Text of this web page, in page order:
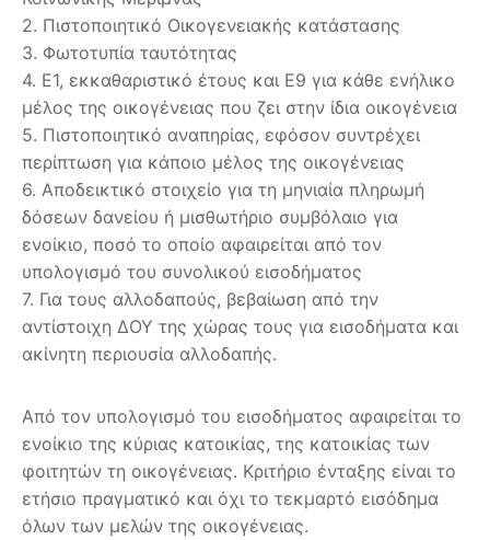
2. Πιστοποιητικό Οικογενειακής κατάστασης
3. Φωτοτυπία ταυτότητας
4. Ε1, εκκαθαριστικό έτους και Ε9 για κάθε ενήλικο
μέλος της οικογένειας που ζει στην ίδια οικογένεια
5. Πιστοποιητικό αναπηρίας, εφόσον συντρέχει
περίπτωση για κάποιο μέλος της οικογένειας
6. Αποδεικτικό στοιχείο για τη μηνιαία πληρωμή
δόσεων δανείου ή μισθωτήριο συμβόλαιο για
ενοίκιο, ποσό το οποίο αφαιρείται από τον
υπολογισμό του συνολικού εισοδήματος
7. Για τους αλλοδαπούς, βεβαίωση από την
αντίστοιχη ΔΟΥ της χώρας τους για εισοδήματα και
ακίνητη περιουσία αλλοδαπής.
Από τον υπολογισμό του εισοδήματος αφαιρείται το
ενοίκιο της κύριας κατοικίας, της κατοικίας των
φοιτητών τη οικογένειας. Κριτήριο ένταξης είναι το
ετήσιο πραγματικό και όχι το τεκμαρτό εισόδημα
όλων των μελών της οικογένειας.